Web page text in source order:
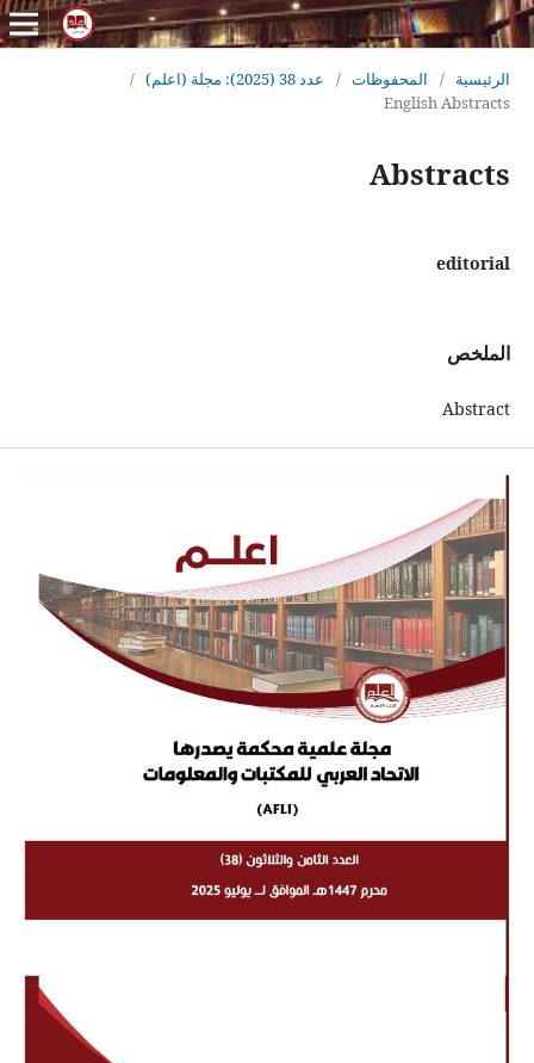
الرئيسية / المحفوظات / عدد 38 (2025): مجلة (اعلم)
/
English Abstracts
Abstracts
editorial
الملخص
Abstract